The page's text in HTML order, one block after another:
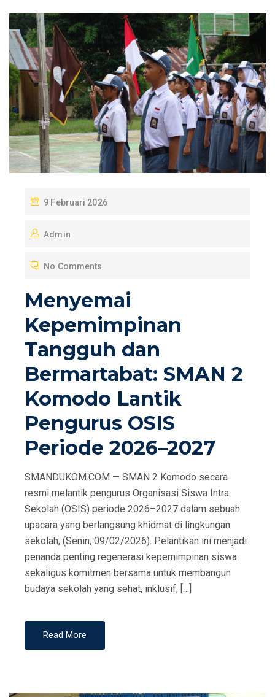
P
S
E
O
N
9 Februari 2026
Admin
No Comments
Menyemai
Kepemimpinan
Tangguh dan
Bermartabat: SMAN 2
Komodo Lantik
Pengurus OSIS
Periode 2026–2027
SMANDUKOM.COM — SMAN 2 Komodo secara
resmi melantik pengurus Organisasi Siswa Intra
Sekolah (OSIS) periode 2026–2027 dalam sebuah
upacara yang berlangsung khidmat di lingkungan
sekolah, (Senin, 09/02/2026). Pelantikan ini menjadi
penanda penting regenerasi kepemimpinan siswa
sekaligus komitmen bersama untuk membangun
budaya sekolah yang sehat, inklusif, […]
Read More